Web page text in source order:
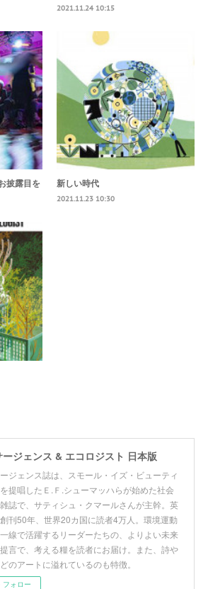
2021.11.24 10:15
披露目を 新しい時代
2021.11.23 10:30
ージェンス & エコロジスト 日本版
ジェンス誌は、スモール・イズ・ビューティ
提唱したＥ.Ｆ.シューマッハらが始めた社会
誌で、サティシュ・クマールさんが主幹。英
刊50年、世界20カ国に読者4万人。環境運動
線で活躍するリーダーたちの、よりよい未来
言で、考える糧を読者にお届け。また、詩や
のアートに溢れているのも特徴。
フォロー